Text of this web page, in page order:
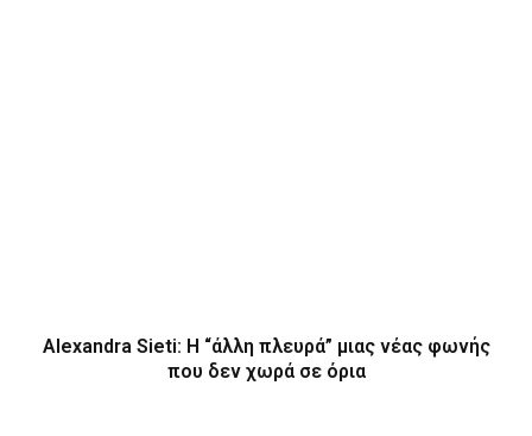
Alexandra Sieti: Η “άλλη πλευρά” μιας νέας φωνής
που δεν χωρά σε όρια